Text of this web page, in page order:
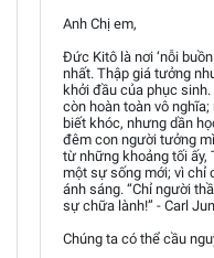
Anh Chị em,
Đức Kitô là nơi ‘nỗi
nhất. Thập giá tưởng
khởi đầu của phục
còn hoàn toàn vô
biết khóc, nhưng dần
đêm con người tưởng
từ những khoảng tối ấy,
một sự sống mới; vì chỉ
ánh sáng. “Chỉ người
sự chữa lành!” - Carl
Chúng ta có thể cầu